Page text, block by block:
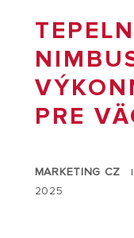
PRE
MARKETING CZ |
2025